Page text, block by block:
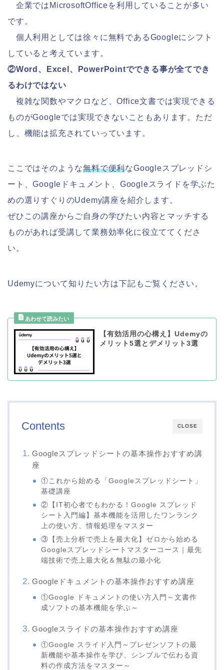
企業ではMicrosoftOfficeを利用していることが多い
です。
個人利用としては徐々に無料であるGoogleにシフト
していると考えています。
②Word、Excel、PowerPointでできる事が全てでき
るわけではない
複雑な関数やマクロなど、Office文書では実現できる
ものがGoogleでは実現できないこともあります。ただ
し、機能は拡充されていっています。
ここではそのような無料で便利なGoogleスプレッドシ
ート、Googleドキュメント、Googleスライドを学ぶた
めの選りすぐりのUdemy講座を紹介します。
ぜひこの講座からご自身の学びたい内容とマッチする
ものがあれば受講して業務効率化に役立ててくださ
い。
Udemyについて知りたい方は下記もご覧ください。
【有効活用の心構え】Udemyの
メリット5選とデメリット3選
CLOSE
Contents
Googleスプレッドシートの基本操作おすすめ講
座
①これから始める「Googleスプレッドシート」
基礎講座
②【IT初心者でもわかる！Google スプレッド
シート入門編】基本機能を活用したワンランク
上の使い方、情報処理をマスター
③【売上分析で売上を最大化】ゼロから始める
Googleスプレッドシートマスターコース｜最先
端技術で売上最大化＆無駄の最小化
Googleドキュメントの基本操作おすすめ講座
①Google ドキュメントの使い方入門～文書作
成ソフトの基本機能を学ぶ～
Googleスライドの基本操作おすすめ講座
①Google スライド入門～プレゼンソフトの最
新機能や基本操作を学び、シンプルで伝わる資
料の作成方法をマスター～